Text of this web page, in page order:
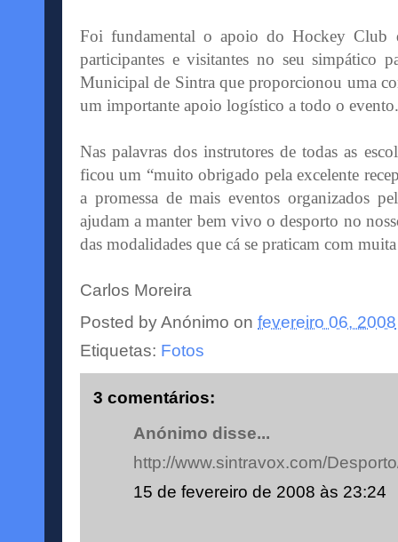
Foi fundamental o apoio do Hockey Club
participantes e visitantes no seu simpático
Municipal de Sintra que proporcionou uma
um importante apoio logístico a todo o evento.
Nas palavras dos instrutores de todas as
ficou um “muito obrigado pela excelente
a promessa de mais eventos organizados
ajudam a manter bem vivo o desporto no
das modalidades que cá se praticam com
Carlos Moreira
Posted byAnónimo on fevereiro 06, 2008
Etiquetas: Fotos
3 comentários:
Anónimo disse...
http://www.sintravox.com/
15 de fevereiro de 2008 às 23:24